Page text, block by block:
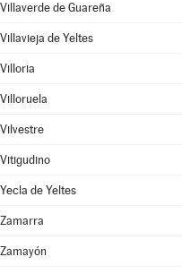
Villaverde de Guareña
Villavieja de Yeltes
Villoria
Villoruela
Vilvestre
Vitigudino
Yecla de Yeltes
Zamarra
Zamayón